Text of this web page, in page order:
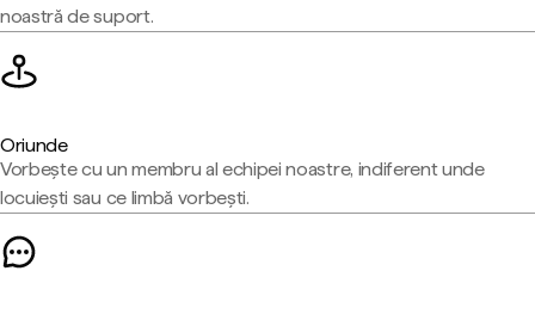
noastră de suport.
Oriunde
Vorbește cu un membru al echipei noastre, indiferent unde
locuiești sau ce limbă vorbești.